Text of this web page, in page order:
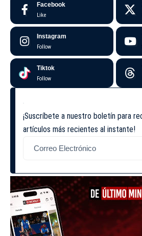
Facebook
Like
Instagram
Follow
Tiktok
Follow
¡Suscríbete a nuestro boletín para
artículos más recientes al instante!